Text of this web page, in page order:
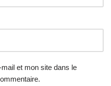
et mon site dans le